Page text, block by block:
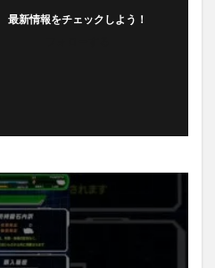
最新情報をチェックしよう！